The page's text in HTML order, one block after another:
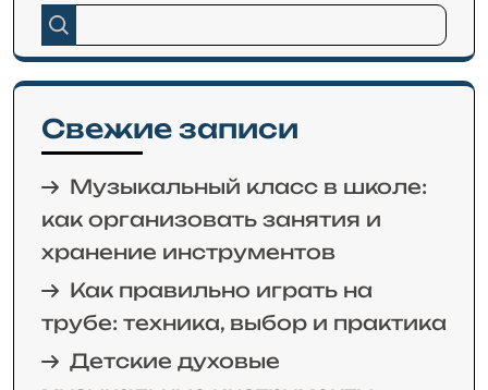
Свежие записи
Музыкальный класс в школе:
как организовать занятия и
хранение инструментов
Как правильно играть на
трубе: техника, выбор и практика
Детские духовые